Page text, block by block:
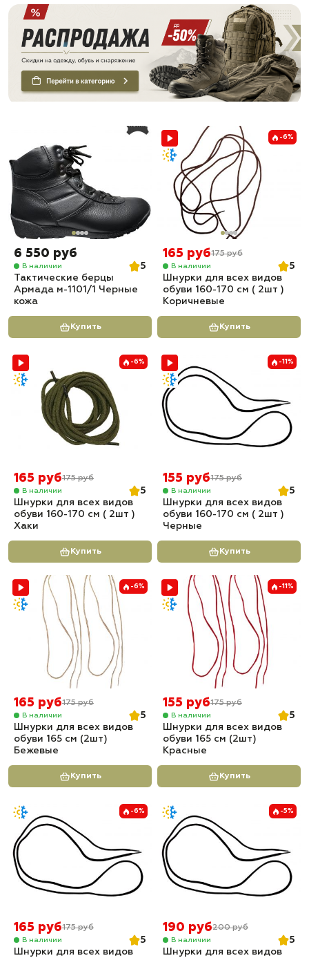
6 550 руб
В наличии
5
Тактические берцы
Армада м-1101/1 Черные
кожа
Купить
-6%
165 руб175 руб
В наличии
5
Шнурки для всех видов
обуви 160-170 см ( 2шт )
Коричневые
Купить
-6%
165 руб175 руб
В наличии
5
Шнурки для всех видов
обуви 160-170 см ( 2шт )
Хаки
Купить
-11%
155 руб175 руб
В наличии
5
Шнурки для всех видов
обуви 160-170 см ( 2шт )
Черные
Купить
-6%
165 руб175 руб
В наличии
5
Шнурки для всех видов
обуви 165 см (2шт)
Бежевые
Купить
-11%
155 руб175 руб
В наличии
5
Шнурки для всех видов
обуви 165 см (2шт)
Красные
Купить
-6%
165 руб175 руб
В наличии
5
Шнурки для всех видов
-5%
190 руб200 руб
В наличии
5
Шнурки для всех видов